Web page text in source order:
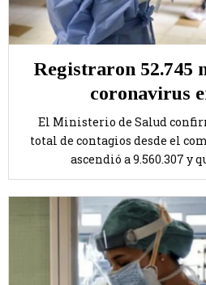
Registraron 52.745
coronavirus
El Ministerio de Salud
total de contagios desde el
ascendió a 9.560.307 y